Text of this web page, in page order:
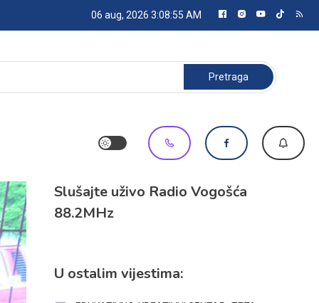
06 aug, 2026 3:08:56 AM
Pretraga:
Slušajte uživo Radio Vogošća
88.2MHz
U ostalim vijestima: